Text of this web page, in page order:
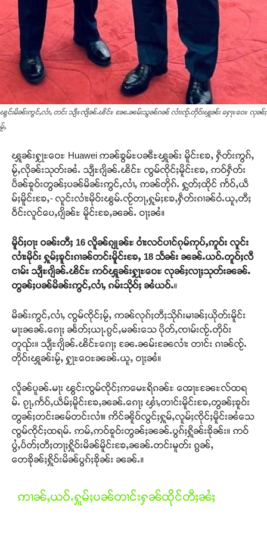
ၽွင်းမိၼ်းဢွင်ႇလၢႆႇ တင်း သျီႊၸျိၼ်ႉၽိင်ႊ ၼႄႉၼမ်းသွၼ်ၵၼ် လၢႆးၸႂ်ႉတိုဝ်းၾူၼ်း ႁေႃႊဝေႊ လုၼ်ႈ
မႂ်ႇ
ၾူၼ်းႁႂႃႊဝေႊ Huawei ဢၼ်ၶွမ်ႊပၼီႊၾူၼ်း မိူင်းၶႄႇ ႁဵတ်းဢွၵ်ႇ
မႂ်ႇလိုၼ်းသုတ်းၼႆႉ သျီႊၵျိၼ်ႉၽိင်ႊ ၸွမ်ၸိုင်ႈမိူင်းၶႄႇ ဢဝ်ႁဵတ်း
ပဵၼ်ၶူဝ်းတွၼ်ႈပၼ်မိၼ်းဢွင်ႇလၢႆႇ ဢၼ်တိုၵ်ႉ ႁွတ်ႈထိုင် ဢႅဝ်ႇယဵ
မ်ႈမိူင်းၶႄႇ- လူင်းလၢႆးမိုဝ်းၽွမ်ႉၸႂ်တႃႇႁူမ်ႈၶႄႇႁဵတ်းၵၢၼ်ဝႆႉယူႇတီႈ
ဝဵင်းလူင်ပေႇၵျိၼ်ႊ မိူင်းၶႄႇၼၼ်ႉ ဝႃႈၼႆ။
မိူဝ်ႈဝႃး ဝၼ်းတီႈ 16 လိူၼ်ၵျုၼ်ႊ ဝၢႆးလင်ပၢင်ၵုမ်ဢုပ်ႇဢူဝ်း လူင်း
လၢႆးမိုဝ်း ႁူမ်ႈၶူင်းၵၢၼ်တင်းမိူင်းၶႄႇ 18 သႅၼ်း ၼၼ်ႉယဝ်ႉတူဝ်ႈလီ
ငၢမ်း သျီႊၵျိၼ်ႉၽိင်ႊ ဢဝ်ၾူၼ်းႁႂႃႊဝေႊ လုၼ်ႈလႃႈသုတ်းၼၼ်ႉ
တွၼ်ႈပၼ်မိၼ်းဢွင်ႇလၢႆႇ ၵမ်းသိုဝ်ႈ ၼႆယဝ်ႉ။
မိၼ်းဢွင်ႇလၢႆႇ ၸွမ်ၸိုင်ႈမႂ်ႇ ဢၼ်လုၵ်ႈတီႈသိုၵ်းမၢၼ်ႈယိုတ်းမိူင်း
မႃးၼၼ်ႉၵေႃႈ ၼႅတ်ႈယႃႉၵွင်ႇမၼ်းသေ ပိုတ်ႇၸၢမ်းၸႂ်ႉတိုဝ်း
တူၺ်း။ သျီႊၵျိၼ်ႉၽိင်ႊၵေႃႈ ၼႄႉၼမ်းၼႄလၢႆး တၢင်း ၵၢၼ်ၸႂ်ႉ
တိုဝ်းၾူၼ်းမႂ်ႇ ႁႂႃႊဝေႊၼၼ်ႉယူႇ ဝႃႈၼႆ။
လိူၼ်ပူၼ်ႉမႃး ၽွင်းၸွမ်ၸိုင်ႈဢမေႊရိၵၼ်ႊ ၻေႃႊၼႄႊလ်ထရ
မ်ႉ ၵႂႃႇဢႅဝ်ႇယဵမ်ႈမိူင်းၶႄႇၼၼ်ႉၵေႃႈ ၾၢႆႇတၢင်းမိူင်းၶႄႇတွၼ်ႈၶူဝ်း
တွၼ်ႈတင်းၼမ်တင်းလၢႆ။ ဢိင်ၼိူဝ်လွင်ႈႁူမ်ႇလူမ်ႈၸိုင်ႈမိူင်းၼႆသေ
ၸွမ်ၸိုင်ႈထရမ်ႉ ဢမ်ႇဢဝ်ၶူဝ်းတွၼ်ႈၼၼ်ႉပွၵ်ႈႁိူၼ်းၶိုၼ်း။ ဢဝ်
ပွႆႇပႅတ်ႈတီႈတႃႈႁိူဝ်းမိၼ်မိူင်းၶႄႇၼၼ်ႉတင်းမူတ်း ၵွၼ်ႇ
တေၶိုၼ်ႈႁိူဝ်းမိၼ်ပွၵ်ႈၶိုၼ်း ၼၼ်ႉ။
ဢၢၼ်ႇယဝ်ႉႁူမ်ႈပၼ်တၢင်းႁၼ်ထိုင်တီႈၼႆႈ